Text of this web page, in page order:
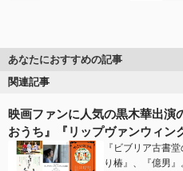
あなたにおすすめの記事
関連記事
映画ファンに人気の黒木華出演
おうち』『リップヴァンウィン
『ビブリア古書
り椿』、『億男